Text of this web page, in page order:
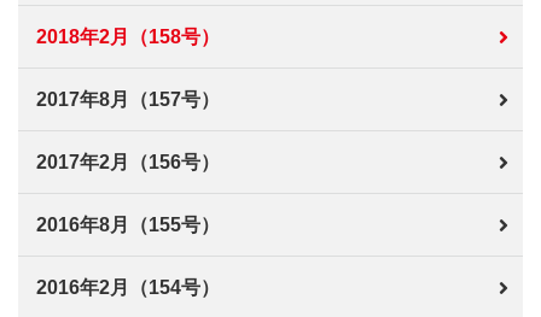
2018年2月（158号）
2017年8月（157号）
2017年2月（156号）
2016年8月（155号）
2016年2月（154号）